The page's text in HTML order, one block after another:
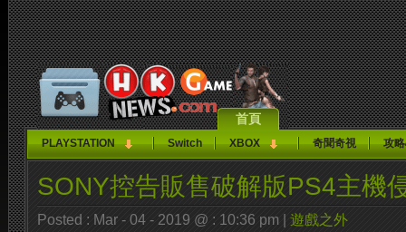
首頁
PLAYSTATION Switch XBOX 奇聞奇視 攻
SONY控告販售破解版PS4主機
Posted : Mar - 04 - 2019 @ : 10:36 pm | 遊戲之外